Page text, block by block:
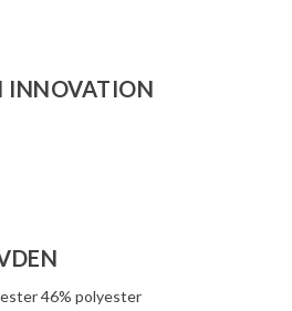
INNOVATION
46% polyester